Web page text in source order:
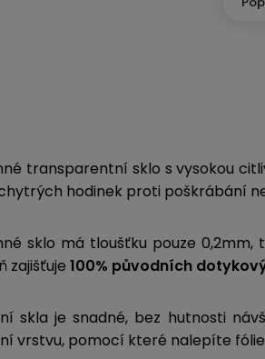
transparentní sklo s vysokou
hodinek proti poškrábání
sklo má tloušťku pouze
zajišťuje 100% původních
skla je snadné, bez hutnosti
vrstvu, pomocí které nalepíte